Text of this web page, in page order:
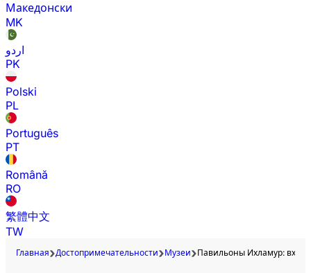
Македонски
MK
اردو
PK
Polski
PL
Português
PT
Română
RO
繁體中文
TW
Главная Достопримечательности Музеи Павильоны Ихламур: вход